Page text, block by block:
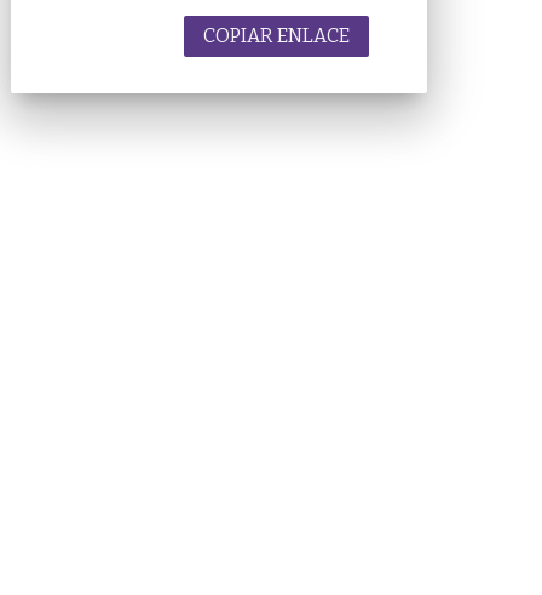
COPIAR ENLACE